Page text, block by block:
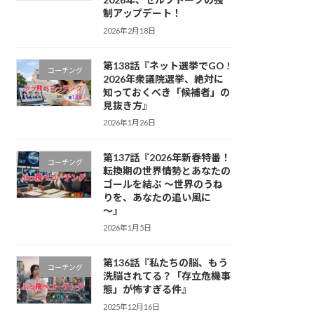
制アップデート！
2026年2月18日
コーチング
第138話『ネット選挙でGO !
2026年衆議院選挙、絶対に
知っておくべき「候補者」の
見抜き方』
2026年1月26日
コーチング
第137話『2026年新春特番！
転換期の世界情勢とあなたの
ゴールを結ぶ 〜世界のうね
りを、あなたの追い風に
〜』
2026年1月5日
コーチング
第136話『私たちの脳、もう
洗脳されてる？「存立危機事
態」が怖すぎる件』
2025年12月16日